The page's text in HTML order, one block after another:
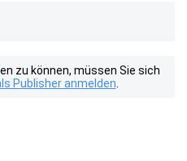
zu können, müssen Sie sich
Publisher anmelden